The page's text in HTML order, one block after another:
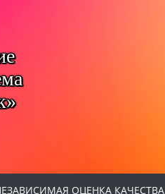
ОЦЕНКА КАЧЕСТВА